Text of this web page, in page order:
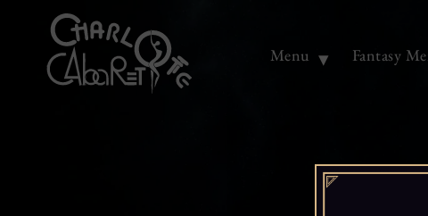
Menu Fantasy